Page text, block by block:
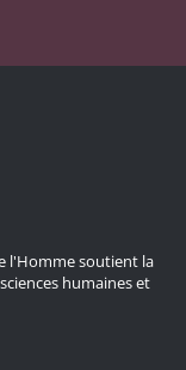
l'Homme soutient la
humaines et